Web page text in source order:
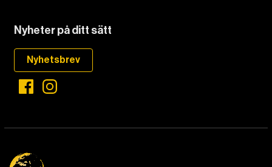
Nyheter på ditt sätt
Nyhetsbrev